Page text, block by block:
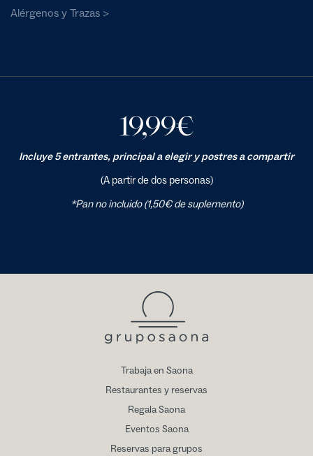
Alérgenos y Trazas >
19,99€
Incluye 5 entrantes, principal a elegir y postres a compartir
(A partir de dos personas)
*Pan no incluido (1,50€ de suplemento)
Trabaja en Saona
Restaurantes y reservas
Regala Saona
Eventos Saona
Reservas para grupos